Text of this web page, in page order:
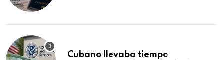
Cubano llevaba tiempo